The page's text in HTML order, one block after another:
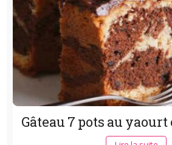
Gâteau 7 pots au